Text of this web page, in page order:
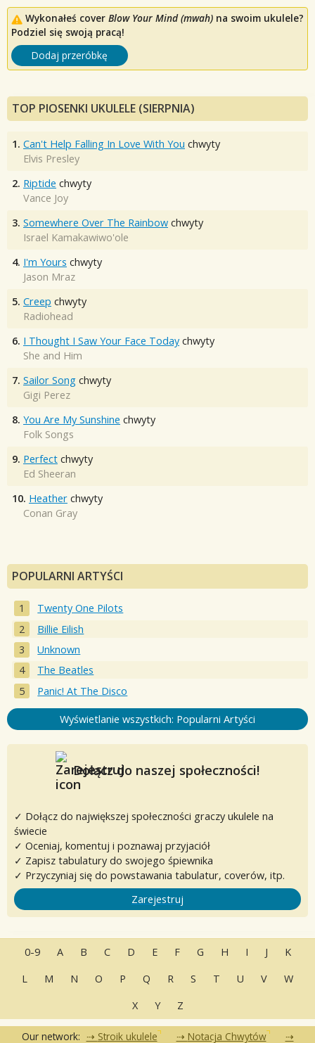
Wykonałeś cover Blow Your Mind (mwah) na swoim ukulele?
Podziel się swoją pracą!
Dodaj przeróbkę
TOP PIOSENKI UKULELE (SIERPNIA)
1. Can't Help Falling In Love With You chwyty
Elvis Presley
2. Riptide chwyty
Vance Joy
3. Somewhere Over The Rainbow chwyty
Israel Kamakawiwo'ole
4. I'm Yours chwyty
Jason Mraz
5. Creep chwyty
Radiohead
6. I Thought I Saw Your Face Today chwyty
She and Him
7. Sailor Song chwyty
Gigi Perez
8. You Are My Sunshine chwyty
Folk Songs
9. Perfect chwyty
Ed Sheeran
10. Heather chwyty
Conan Gray
POPULARNI ARTYŚCI
Twenty One Pilots
Billie Eilish
Unknown
The Beatles
Panic! At The Disco
Wyświetlanie wszystkich: Popularni Artyści
Dołącz do naszej społeczności!
✓ Dołącz do największej społeczności graczy ukulele na
świecie
✓ Oceniaj, komentuj i poznawaj przyjaciół
✓ Zapisz tabulatury do swojego śpiewnika
✓ Przyczyniaj się do powstawania tabulatur, coverów, itp.
Zarejestruj
0-9 A B C D E F G H I J
K
L
M N O P Q R S T U V
W
X
Y Z
Our network: Stroik ukulele Notacja Chwytów